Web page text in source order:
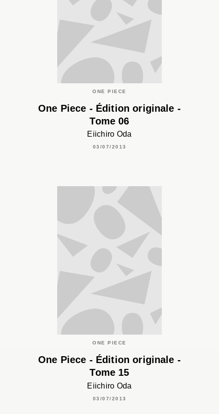
ONE PIECE
One Piece - Édition originale -
Tome 06
Eiichiro Oda
03/07/2013
ONE PIECE
One Piece - Édition originale -
Tome 15
Eiichiro Oda
03/07/2013